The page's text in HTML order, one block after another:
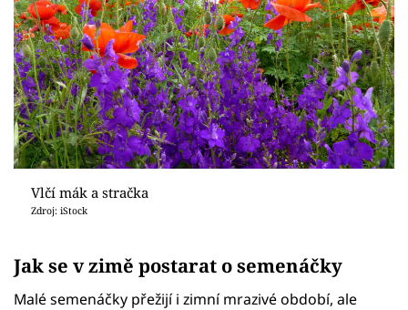
Vlčí mák a stračka
Zdroj: iStock
Jak se v zimě postarat o semenáčky
Malé semenáčky přežijí i zimní mrazivé období, ale